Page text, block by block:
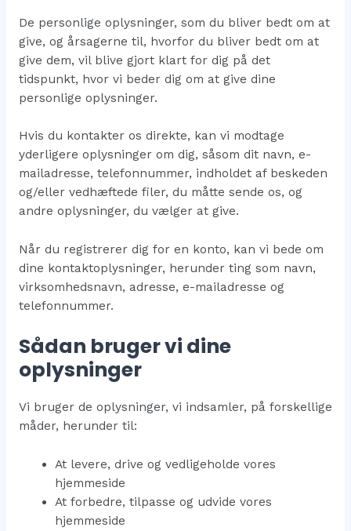
De personlige oplysninger, som du bliver bedt om at
give, og årsagerne til, hvorfor du bliver bedt om at
give dem, vil blive gjort klart for dig på det
tidspunkt, hvor vi beder dig om at give dine
personlige oplysninger.
Hvis du kontakter os direkte, kan vi modtage
yderligere oplysninger om dig, såsom dit navn, e-
mailadresse, telefonnummer, indholdet af beskeden
og/eller vedhæftede filer, du måtte sende os, og
andre oplysninger, du vælger at give.
Når du registrerer dig for en konto, kan vi bede om
dine kontaktoplysninger, herunder ting som navn,
virksomhedsnavn, adresse, e-mailadresse og
telefonnummer.
Sådan bruger vi dine
oplysninger
Vi bruger de oplysninger, vi indsamler, på forskellige
måder, herunder til:
At levere, drive og vedligeholde vores
hjemmeside
At forbedre, tilpasse og udvide vores
hjemmeside